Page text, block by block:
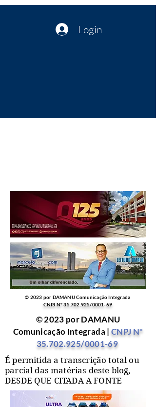
Login
© 2023 por DAMANU Comunicação Integrada
CNPJ Nº35.702.925/0001-69
© 2023 por DAMANU
Comunicação Integrada | CNPJ Nº
35.702.925/0001-69
É permitida a transcrição total ou
parcial das matérias deste blog,
DESDE QUE CITADA A FONTE